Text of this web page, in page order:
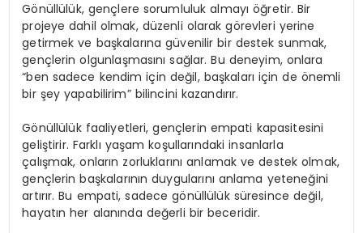
Gönüllülük, gençlere sorumluluk almayı öğretir. Bir
projeye dahil olmak, düzenli olarak görevleri yerine
getirmek ve başkalarına güvenilir bir destek sunmak,
gençlerin olgunlaşmasını sağlar. Bu deneyim, onlara
“ben sadece kendim için değil, başkaları için de önemli
bir şey yapabilirim” bilincini kazandırır.
Gönüllülük faaliyetleri, gençlerin empati kapasitesini
geliştirir. Farklı yaşam koşullarındaki insanlarla
çalışmak, onların zorluklarını anlamak ve destek olmak,
gençlerin başkalarının duygularını anlama yeteneğini
artırır. Bu empati, sadece gönüllülük süresince değil,
hayatın her alanında değerli bir beceridir.